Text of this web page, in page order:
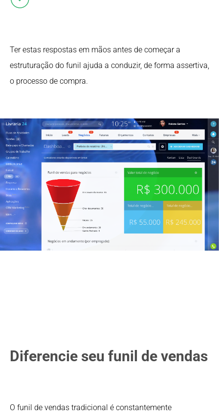
Ter estas respostas em mãos antes de começar a
estruturação do funil ajuda a conduzir, de forma assertiva,
o processo de compra.
Diferencie seu funil de vendas
O funil de vendas tradicional é constantemente